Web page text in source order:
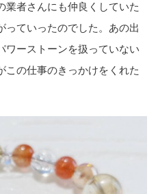
業者さんにも仲良くしていた
っていったのでした。あの出
ワーストーンを扱っていない
この仕事のきっかけをくれた